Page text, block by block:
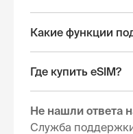
Какие функции
Где купить eSIM?
Не нашли ответа
Служба